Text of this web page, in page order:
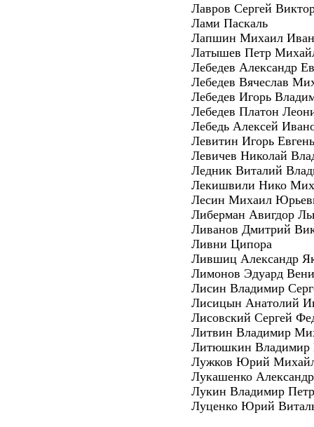
Лавров Сергей
Лами Паскаль
Лапшин Михаил
Латышев Петр
Лебедев Александр
Лебедев Вячеслав
Лебедев Игорь
Лебедев Платон
Лебедь Алексей
Левитин Игорь
Левичев Николай
Ледник Виталий
Лекишвили Нико
Лесин Михаил
Либерман Авигдор
Ливанов Дмитрий
Ливни Ципора
Лившиц Александр
Лимонов Эдуард
Лисин Владимир
Лисицын Анатолий
Лисовский Сергей
Литвин Владимир
Литюшкин Владимир
Лужков Юрий
Лукашенко
Лукин Владимир
Луценко Юрий